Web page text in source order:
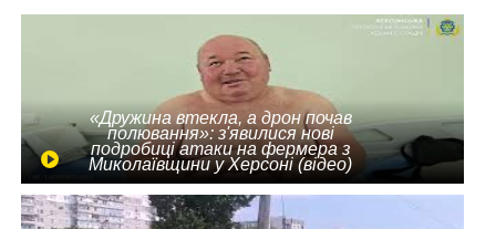
«Дружина втекла, а дрон почав
полювання»: з'явилися нові
подробиці атаки на фермера з
Миколаївщини у Херсоні (відео)